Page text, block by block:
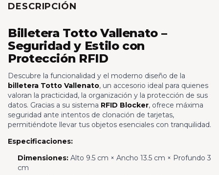
DESCRIPCIÓN
Billetera Totto Vallenato –
Seguridad y Estilo con
Protección RFID
Descubre la funcionalidad y el moderno diseño de la
billetera Totto Vallenato, un accesorio ideal para quienes
valoran la practicidad, la organización y la protección de sus
datos. Gracias a su sistema RFID Blocker, ofrece máxima
seguridad ante intentos de clonación de tarjetas,
permitiéndote llevar tus objetos esenciales con tranquilidad.
Especificaciones:
Dimensiones:Alto 9.5 cm × Ancho 13.5 cm × Profundo 3
cm